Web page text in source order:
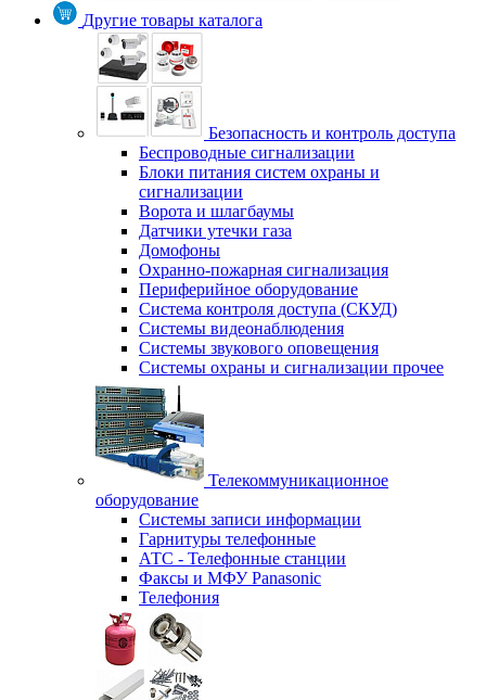
Другие товары каталога
Безопасность и контроль доступа
Беспроводные сигнализации
Блоки питания систем охраны и
сигнализации
Ворота и шлагбаумы
Датчики утечки газа
Домофоны
Охранно-пожарная сигнализация
Периферийное оборудование
Система контроля доступа (СКУД)
Системы видеонаблюдения
Системы звукового оповещения
Системы охраны и сигнализации прочее
Телекоммуникационное
оборудование
Системы записи информации
Гарнитуры телефонные
АТС - Телефонные станции
Факсы и МФУ Panasonic
Телефония